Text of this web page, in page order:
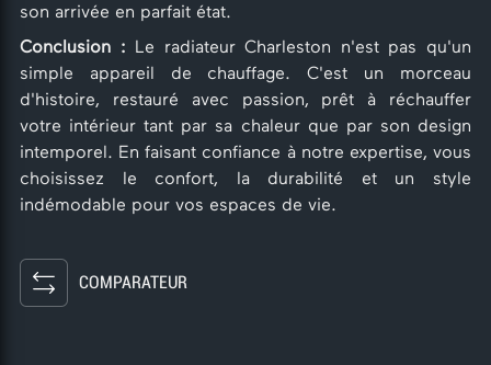
son arrivée en parfait état.
Conclusion : Le radiateur Charleston n'est pas qu'un
simple appareil de chauffage. C'est un morceau
d'histoire, restauré avec passion, prêt à réchauffer
votre intérieur tant par sa chaleur que par son design
intemporel. En faisant confiance à notre expertise, vous
choisissez le confort, la durabilité et un style
indémodable pour vos espaces de vie.
COMPARATEUR